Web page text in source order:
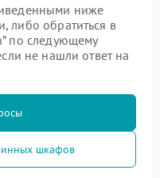
ниже
либо обратиться в
по следующему
не нашли ответ на
шкафов